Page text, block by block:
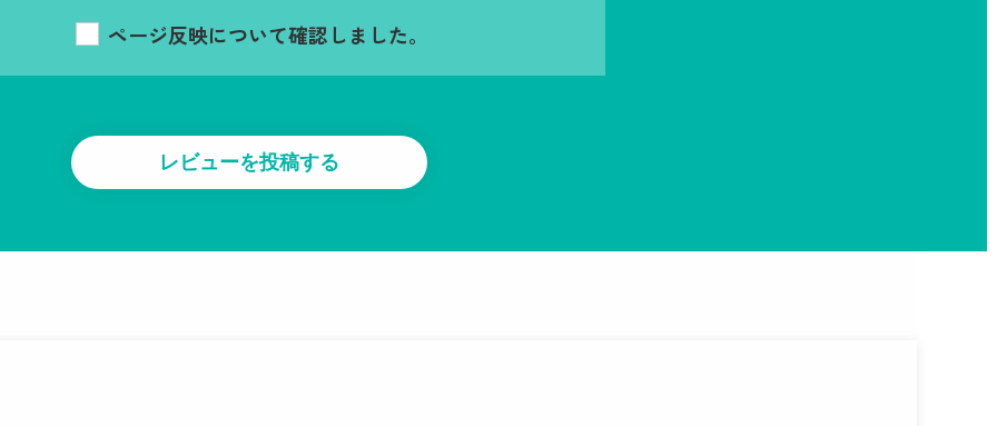
ページ反映について確認しました。